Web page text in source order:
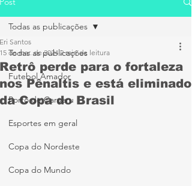
Todas as publicações
Futebol Amador
Porto de Caruaru
Esportes em geral
Copa do Nordeste
Copa do Mundo
Todas as publicações
Retrô perde para o fortaleza
nos Pênaltis e está eliminado
da Copa do Brasil
Eri Santos
15 de mar. de 2024 2 min de leitura